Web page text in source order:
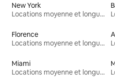
New York
Locations moyenne et longue durée
Florence
Locations moyenne et longue durée
Miami
Locations moyenne et longue durée